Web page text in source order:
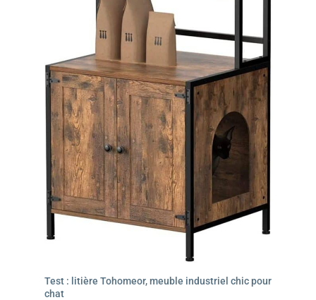
maison pour chat.
Test : litière Tohomeor, meuble industriel chic pour
chat